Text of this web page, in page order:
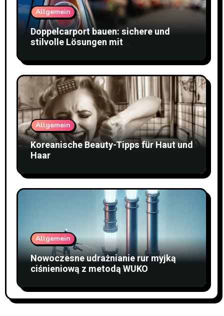
Allgemein
Doppelcarport bauen: sichere und
stilvolle Lösungen mit
Allgemein
Koreanische Beauty-Tipps für Haut und
Haar
Allgemein
Nowoczesne udrażnianie rur myjką
ciśnieniową z metodą WUKO